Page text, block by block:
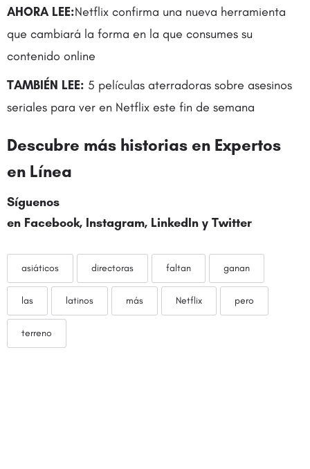
AHORA LEE:Netflix confirma una nueva herramienta
que cambiará la forma en la que consumes su
contenido online
TAMBIÉN LEE: 5 películas aterradoras sobre asesinos
seriales para ver en Netflix este fin de semana
Descubre más historias en Expertos
en Línea
Síguenos
en Facebook, Instagram, LinkedIn y Twitter
asiáticos directoras faltan ganan
las latinos más Netflix pero
terreno